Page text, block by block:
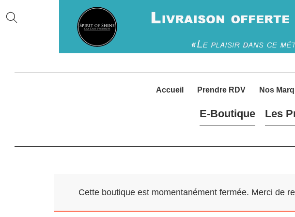
Accueil Prendre RDV Nos
E-Boutique Les
Cette boutique est momentanément fermée. Merci de